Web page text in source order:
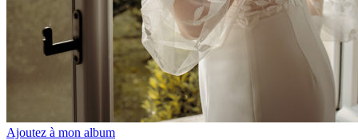
Ajoutez à mon album